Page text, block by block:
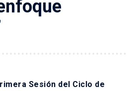
Sesión del Ciclo de